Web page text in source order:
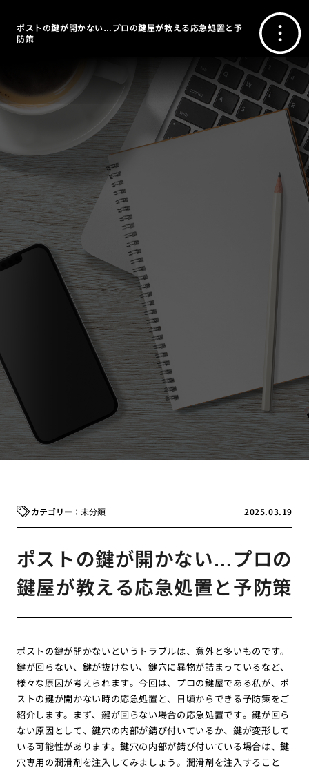
ポストの鍵が開かない…プロの鍵屋が教える応急処置と予
防策
2025.03.19
未分類
ポストの鍵が開かない…プロの
鍵屋が教える応急処置と予防策
ポストの鍵が開かないというトラブルは、意外と多いものです。
鍵が回らない、鍵が抜けない、鍵穴に異物が詰まっているなど、
様々な原因が考えられます。今回は、プロの鍵屋である私が、ポ
ストの鍵が開かない時の応急処置と、日頃からできる予防策をご
紹介します。まず、鍵が回らない場合の応急処置です。鍵が回ら
ない原因として、鍵穴の内部が錆び付いているか、鍵が変形して
いる可能性があります。鍵穴の内部が錆び付いている場合は、鍵
穴専用の潤滑剤を注入してみましょう。潤滑剤を注入すること